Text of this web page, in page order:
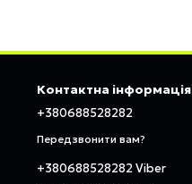
Контактна інформація
+380688528282
Передзвонити вам?
+380688528282 Viber